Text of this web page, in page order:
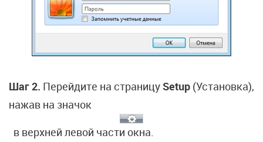
Шаг 2. Перейдите на страницуSetup (Установка),
нажав на значок
в верхней левой части окна.